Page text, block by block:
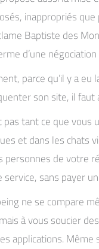
inappropriés
Baptiste des
d’une
parce qu’il y a
son site, il
tant ce que
et dans les
de votre
sans payer
ne se compare
à vous soucier
applications.